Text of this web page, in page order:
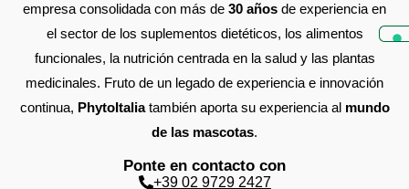
empresa consolidada con más de 30 años de experiencia en
el sector de los suplementos dietéticos, los alimentos
funcionales, la nutrición centrada en la salud y las plantas
medicinales. Fruto de un legado de experiencia e innovación
continua, PhytoItaliatambién aporta su experiencia al mundo
de las mascotas.
Ponte en contacto con
+39 02 9729 2427